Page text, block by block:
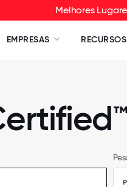
Melhores
EMPRESAS RECURSOS